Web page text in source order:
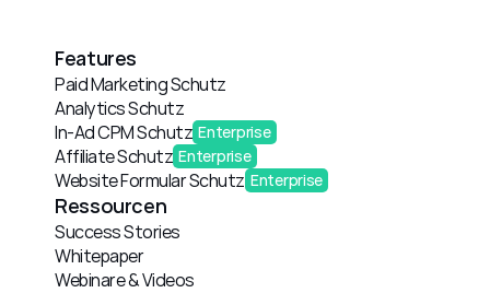
Features
Paid Marketing Schutz
Analytics Schutz
In-Ad CPM Schutz Enterprise
Affiliate Schutz Enterprise
Website Formular Schutz Enterprise
Ressourcen
Success Stories
Whitepaper
Webinare & Videos